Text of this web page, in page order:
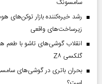
سامسونگ
زیرساخت‌های واقعی
انقلاب گوشی‌های تاشو‌ با طعم
گلکسی Z۸